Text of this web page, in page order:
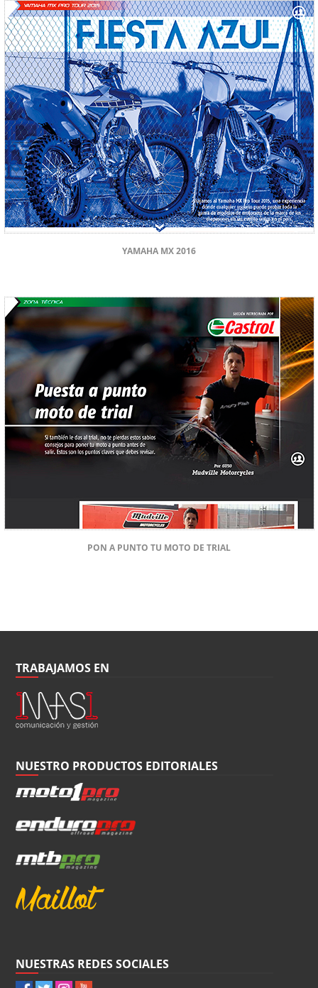
YAMAHA MX 2016
PON A PUNTO TU MOTO DE TRIAL
TRABAJAMOS EN
NUESTRO PRODUCTOS EDITORIALES
NUESTRAS REDES SOCIALES